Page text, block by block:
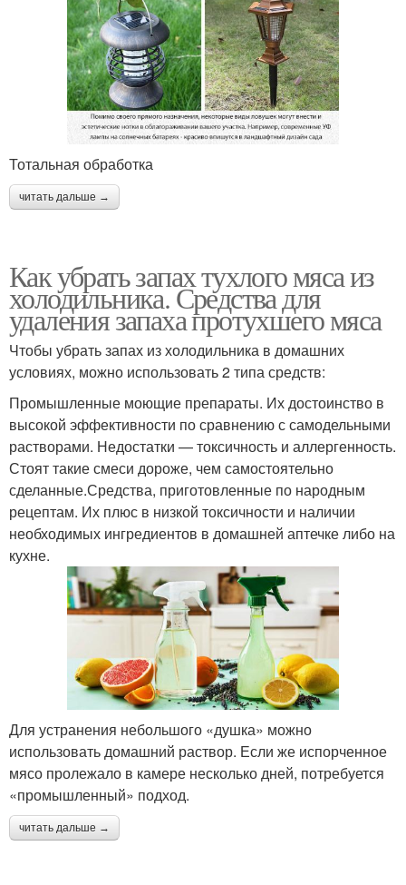
Тотальная обработка
читать дальше →
Как убрать запах тухлого мяса из
холодильника. Средства для
удаления запаха протухшего мяса
Чтобы убрать запах из холодильника в домашних
условиях, можно использовать 2 типа средств:
Промышленные моющие препараты. Их достоинство в
высокой эффективности по сравнению с самодельными
растворами. Недостатки — токсичность и аллергенность.
Стоят такие смеси дороже, чем самостоятельно
сделанные.Средства, приготовленные по народным
рецептам. Их плюс в низкой токсичности и наличии
необходимых ингредиентов в домашней аптечке либо на
кухне.
Для устранения небольшого «душка» можно
использовать домашний раствор. Если же испорченное
мясо пролежало в камере несколько дней, потребуется
«промышленный» подход.
читать дальше →